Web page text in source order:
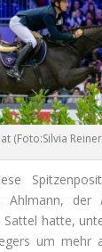
(Foto:Silvia
Ahlmann, der
Sattel hatte,
um mehr